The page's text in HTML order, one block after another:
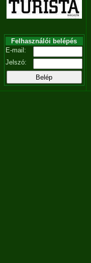
Felhasználói belépés
E-mail:
Jelszó: